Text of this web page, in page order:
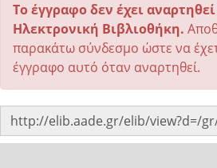
Το έγγραφο δεν έχει
Ηλεκτρονική Βιβλιοθήκη.
παρακάτω σύνδεσμο ώστε να
έγγραφο αυτό όταν αναρτηθεί.